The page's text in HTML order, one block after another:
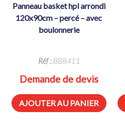
panneau basket hpl arrondi
120x90cm – percé – avec
boulonnerie
Réf :BB8411
Demande de devis
AJOUTER AU PANIER